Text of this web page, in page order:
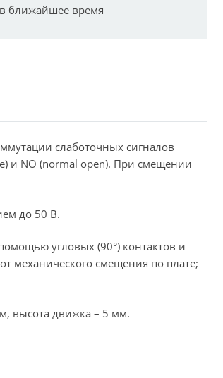
ближайшее время
слаботочных сигналов
и NO (normal open). При смещении
до 50 В.
угловых (90°) контактов и
механического смещения по плате;
высота движка – 5 мм.